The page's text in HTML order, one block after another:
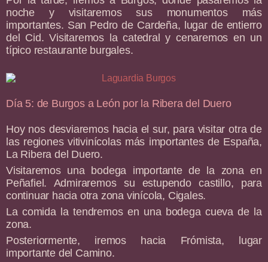
noche y visitaremos sus monumentos más
importantes. San Pedro de Cardeña, lugar de entierro
del Cid. Visitaremos la catedral y cenaremos en un
típico restaurante burgales.
Día 5: de Burgos a León por la Ribera del Duero
Hoy nos desviaremos hacia el sur, para visitar otra de
las regiones vitivinícolas más importantes de España,
La Ribera del Duero.
Visitaremos una bodega importante de la zona en
Peñafiel. Admiraremos su estupendo castillo, para
continuar hacia otra zona vinícola, Cigales.
La comida la tendremos en una bodega cueva de la
zona.
Posteriormente, iremos hacia Frómista, lugar
importante del Camino.